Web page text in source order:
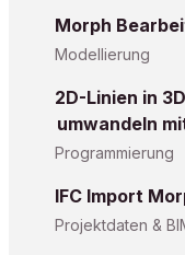
Morph
Modellierung
2D-Linien in
umwandeln
Programmierung
IFC Import
Projektdaten &